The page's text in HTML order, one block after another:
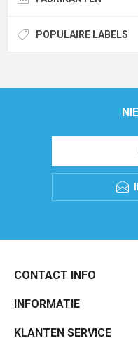
POPULAIRE LABELS
CONTACT INFO
INFORMATIE
KLANTEN SERVICE